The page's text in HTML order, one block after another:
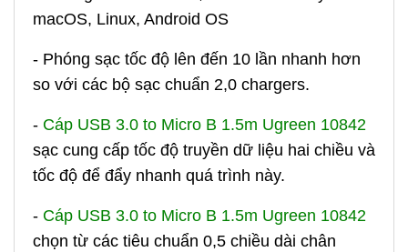
macOS, Linux, Android OS
- Phóng sạc tốc độ lên đến 10 lần nhanh hơn
so với các bộ sạc chuẩn 2,0 chargers.
- Cáp USB 3.0 to Micro B 1.5m Ugreen 10842
sạc cung cấp tốc độ truyền dữ liệu hai chiều và
tốc độ để đẩy nhanh quá trình này.
- Cáp USB 3.0 to Micro B 1.5m Ugreen 10842
chọn từ các tiêu chuẩn 0,5 chiều dài chân